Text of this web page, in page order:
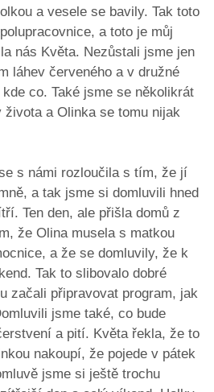
a vesele se bavily. Tak toto
a toto je můj
nás Květa. Nezůstali jsme jen
láhev červeného a v družné
co. Také jsme se několikrát
a Olinka se tomu nijak
s námi rozloučila s tím, že jí
a tak jsme si domluvili hned
Ten den, ale přišla domů z
že Olina musela s matkou
a že se domluvily, že k
Tak to slibovalo dobré
začali připravovat program, jak
jsme také, co bude
a pití. Květa řekla, že to
nakoupí, že pojede v pátek
jsme si ještě trochu